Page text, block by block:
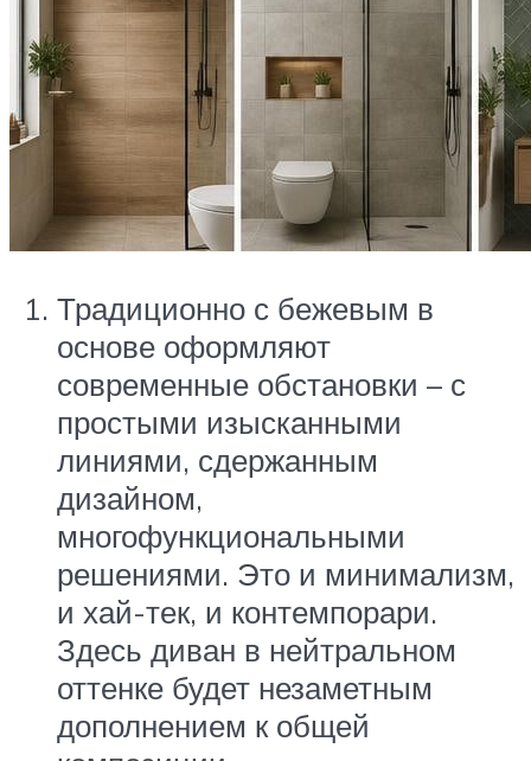
Традиционно с бежевым в
основе оформляют
современные обстановки – с
простыми изысканными
линиями, сдержанным
дизайном,
многофункциональными
решениями. Это и минимализм,
и хай-тек, и контемпорари.
Здесь диван в нейтральном
оттенке будет незаметным
дополнением к общей